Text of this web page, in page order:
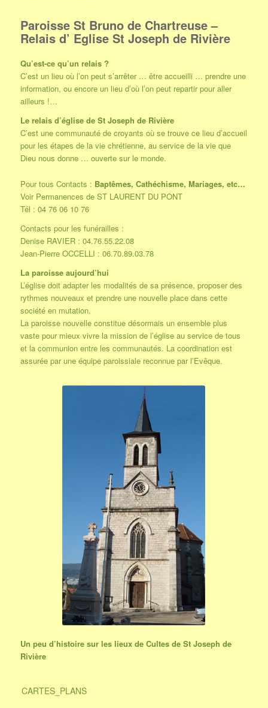
Paroisse St Bruno de Chartreuse –
Relais d’ Eglise St Joseph de Rivière
Qu’est-ce qu’un relais ?
C’est un lieu où l’on peut s’arrêter … être accueilli … prendre une
information, ou encore un lieu d’où l’on peut repartir pour aller
ailleurs !…
Le relais d’église de St Joseph de Rivière
C’est une communauté de croyants où se trouve ce lieu d’accueil
pour les étapes de la vie chrétienne, au service de la vie que
Dieu nous donne … ouverte sur le monde.
Pour tous Contacts : Baptêmes, Cathéchisme, Mariages, etc…
Voir Permanences de ST LAURENT DU PONT
Tél : 04 76 06 10 76
Contacts pour les funérailles :
Denise RAVIER : 04.76.55.22.08
Jean-Pierre OCCELLI : 06.70.89.03.78
La paroisse aujourd’hui
L’église doit adapter les modalités de sa présence, proposer des
rythmes nouveaux et prendre une nouvelle place dans cette
société en mutation.
La paroisse nouvelle constitue désormais un ensemble plus
vaste pour mieux vivre la mission de l’église au service de tous
et la communion entre les communautés. La coordination est
assurée par une équipe paroissiale reconnue par l’Evêque.
Eglise de St Joseph de
Rivière
Un peu d’histoire sur les lieux de Cultes de St Joseph de
Rivière
CARTES_PLANS